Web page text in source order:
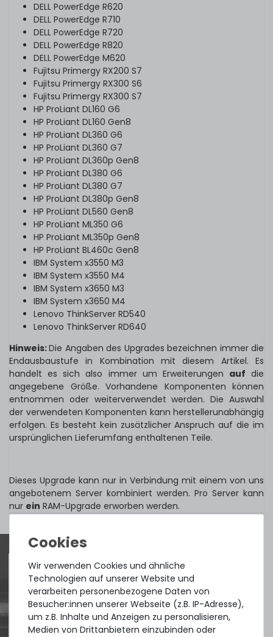
DELL PowerEdge R620
DELL PowerEdge R710
DELL PowerEdge R720
DELL PowerEdge R820
DELL PowerEdge M620
Fujitsu Primergy RX200 S7
Fujitsu Primergy RX300 S6
Fujitsu Primergy RX300 S7
HP ProLiant DL160 G6
HP ProLiant DL160 Gen8
HP ProLiant DL360 G6
HP ProLiant DL360 G7
HP ProLiant DL360p Gen8
HP ProLiant DL380 G6
HP ProLiant DL380 G7
HP ProLiant DL380p Gen8
HP ProLiant DL560 Gen8
HP ProLiant ML350 G6
HP ProLiant ML350p Gen8
HP ProLiant BL460c Gen8
IBM System x3550 M3
IBM System x3550 M4
IBM System x3650 M3
IBM System x3650 M4
Lenovo ThinkServer RD540
Lenovo ThinkServer RD640
Hinweis:Die Angaben des Upgrades bezeichnen immer die
Endausbaustufe in Kombination mit diesem Artikel. Es
handelt es sich also immer um Erweiterungen auf die
angegebene Größe. Vorhandene Komponenten können
entnommen oder weiterverwendet werden. Die Auswahl
der verwendeten Komponenten kann herstellerunabhängig
erfolgen. Es besteht kein zusätzlicher Anspruch auf die im
ursprünglichen Lieferumfang enthaltenen Teile.
Dieses Upgrade kann nur in Verbindung mit einem von uns
angebotenem Server kombiniert werden. Pro Server kann
nur ein RAM-Upgrade erworben werden.
Quick shipment for heavy-weigth servers
an perfect state of the machines. Also
great paying options and Euro VAT
Wir verwenden Cookies und ähnliche
Technologien auf unserer Website und
verarbeiten personenbezogene Daten von
Besucher:innen unserer Webseite (z.B. IP-Adresse),
um z.B. Inhalte und Anzeigen zu personalisieren,
Medien von Drittanbietern einzubinden oder